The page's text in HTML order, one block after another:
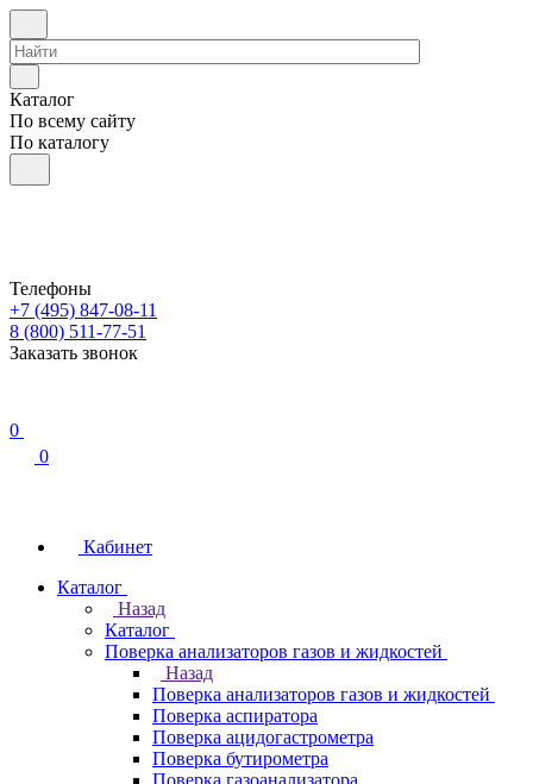
Каталог
По всему сайту
По каталогу
Телефоны
+7 (495) 847-08-11
8 (800) 511-77-51
Заказать звонок
0
0
Кабинет
Каталог
Назад
Каталог
Поверка анализаторов газов и жидкостей
Назад
Поверка анализаторов газов и жидкостей
Поверка аспиратора
Поверка ацидогастрометра
Поверка бутирометра
Поверка газоанализатора